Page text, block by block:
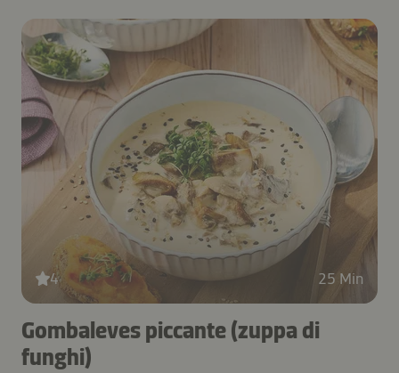
4 25 Min
Gombaleves piccante (zuppa di
funghi)